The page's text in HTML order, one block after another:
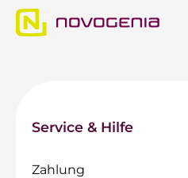
Service & Hilfe
Zahlung